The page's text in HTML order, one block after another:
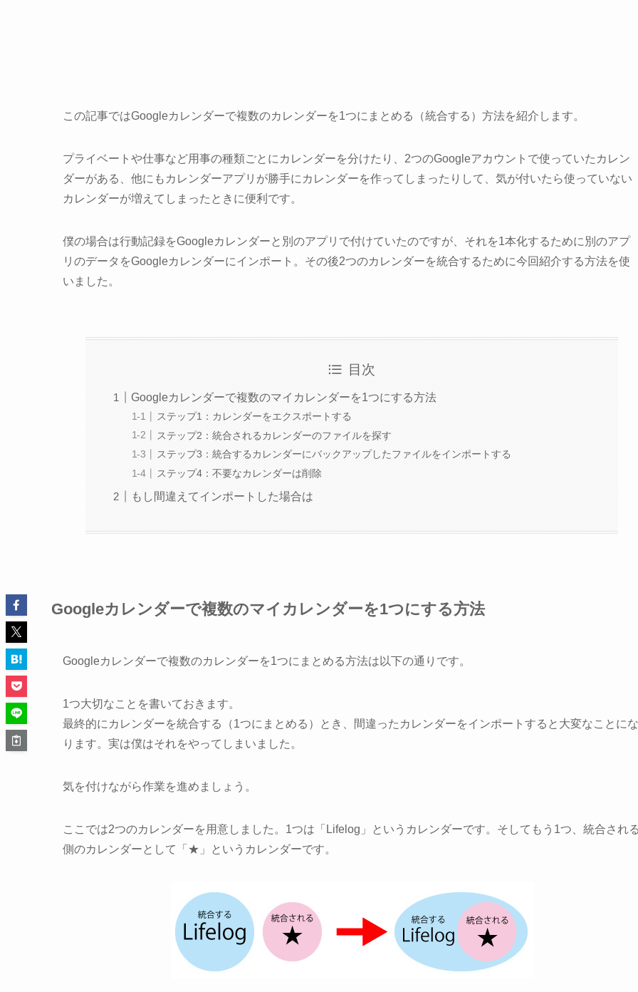
この記事ではGoogleカレンダーで複数のカレンダーを1つにまとめる（統合する）方法を紹介します。
プライベートや仕事など用事の種類ごとにカレンダーを分けたり、2つのGoogleアカウントで使っていたカレン
ダーがある、他にもカレンダーアプリが勝手にカレンダーを作ってしまったりして、気が付いたら使っていない
カレンダーが増えてしまったときに便利です。
僕の場合は行動記録をGoogleカレンダーと別のアプリで付けていたのですが、それを1本化するために別のアプ
リのデータをGoogleカレンダーにインポート。その後2つのカレンダーを統合するために今回紹介する方法を使
いました。
目次
Googleカレンダーで複数のマイカレンダーを1つにする方法
ステップ1：カレンダーをエクスポートする
ステップ2：統合されるカレンダーのファイルを探す
ステップ3：統合するカレンダーにバックアップしたファイルをインポートする
ステップ4：不要なカレンダーは削除
もし間違えてインポートした場合は
Googleカレンダーで複数のマイカレンダーを1つにする方法
Googleカレンダーで複数のカレンダーを1つにまとめる方法は以下の通りです。
1つ大切なことを書いておきます。
最終的にカレンダーを統合する（1つにまとめる）とき、間違ったカレンダーをインポートすると大変なことにな
ります。実は僕はそれをやってしまいました。
気を付けながら作業を進めましょう。
ここでは2つのカレンダーを用意しました。1つは「Lifelog」というカレンダーです。そしてもう1つ、統合され
側のカレンダーとして「★」というカレンダーです。